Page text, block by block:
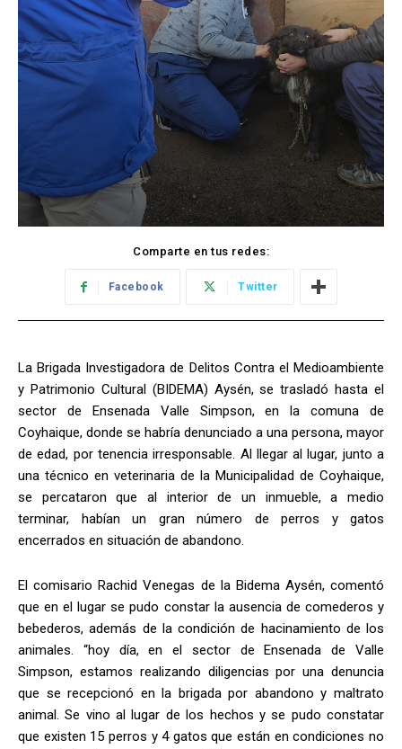
Comparte en tus redes:
Facebook Twitter
La Brigada Investigadora de Delitos Contra el Medioambiente
y Patrimonio Cultural (BIDEMA) Aysén, se trasladó hasta el
sector de Ensenada Valle Simpson, en la comuna de
Coyhaique, donde se habría denunciado a una persona, mayor
de edad, por tenencia irresponsable. Al llegar al lugar, junto a
una técnico en veterinaria de la Municipalidad de Coyhaique,
se percataron que al interior de un inmueble, a medio
terminar, habían un gran número de perros y gatos
encerrados en situación de abandono.
El comisario Rachid Venegas de la Bidema Aysén, comentó
que en el lugar se pudo constar la ausencia de comederos y
bebederos, además de la condición de hacinamiento de los
animales. “hoy día, en el sector de Ensenada de Valle
Simpson, estamos realizando diligencias por una denuncia
que se recepcionó en la brigada por abandono y maltrato
animal. Se vino al lugar de los hechos y se pudo constatar
que existen 15 perros y 4 gatos que están en condiciones no